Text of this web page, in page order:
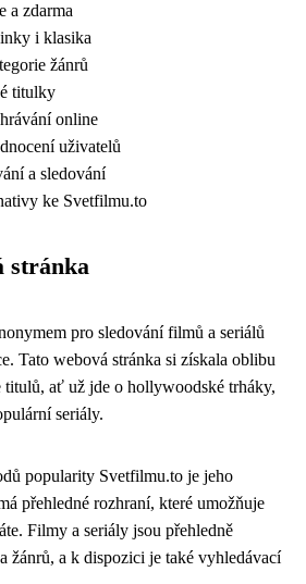
a zdarma
i klasika
žánrů
titulky
online
uživatelů
a sledování
ke Svetfilmu.to
stránka
pro sledování filmů a seriálů
Tato webová stránka si získala oblibu
titulů, ať už jde o hollywoodské trháky,
seriály.
popularity Svetfilmu.to je jeho
přehledné rozhraní, které umožňuje
Filmy a seriály jsou přehledně
žánrů, a k dispozici je také vyhledávací